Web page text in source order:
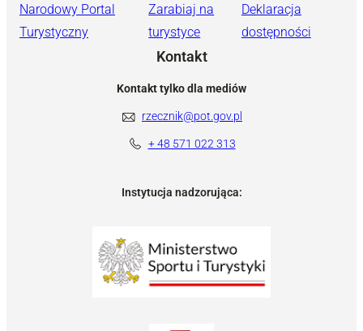
Narodowy Portal
Turystyczny
Zarabiaj na
turystyce
Deklaracja
dostępności
Kontakt
Kontakt tylko dla mediów
rzecznik@pot.gov.pl
+ 48 571 022 313
Instytucja nadzorująca: